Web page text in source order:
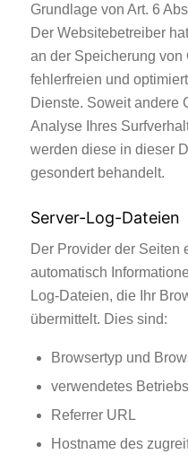
Grundlage von Art. 6
Der Websitebetreiber
an der Speicherung von
fehlerfreien und
Dienste. Soweit andere
Analyse Ihres
werden diese in dieser
gesondert behandelt.
Server-Log-Dateien
Der Provider der Seiten
automatisch
Log-Dateien, die Ihr
übermittelt. Dies sind:
Browsertyp und
verwendetes
Referrer URL
Hostname des